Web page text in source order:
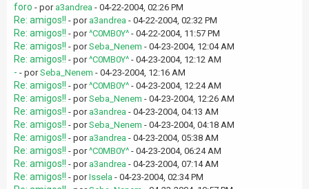
foro - por a3andrea - 04-22-2004, 02:26 PM
Re: amigos!! - por a3andrea - 04-22-2004, 02:32 PM
Re: amigos!! - por^C0MB0Y^ - 04-22-2004, 11:57 PM
Re: amigos!! - porSeba_Nenem - 04-23-2004, 12:04 AM
Re: amigos!! - por^C0MB0Y^ - 04-23-2004, 12:12 AM
- - porSeba_Nenem - 04-23-2004, 12:16 AM
Re: amigos!! - por^C0MB0Y^ - 04-23-2004, 12:24 AM
Re: amigos!! - porSeba_Nenem - 04-23-2004, 12:26 AM
Re: amigos!! - por a3andrea - 04-23-2004, 04:13 AM
Re: amigos!! - porSeba_Nenem - 04-23-2004, 04:18 AM
Re: amigos!! - por a3andrea - 04-23-2004, 05:38 AM
Re: amigos!! - por^C0MB0Y^ - 04-23-2004, 06:24 AM
Re: amigos!! - por a3andrea - 04-23-2004, 07:14 AM
Re: amigos!! - porIssela - 04-23-2004, 02:34 PM